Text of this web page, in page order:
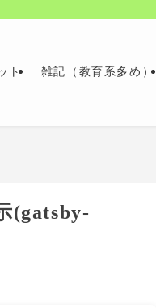
ト 雑記（教育系多め）
(gatsby-